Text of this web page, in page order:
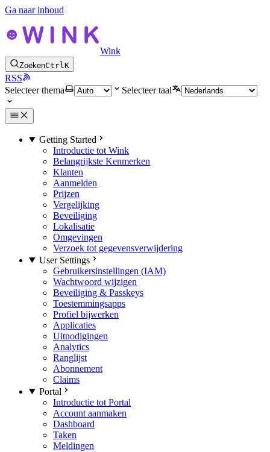
Ga naar inhoud
Wink
ZoekenCtrlK
RSS
Selecteer thema
Selecteer taal
Getting Started
Introductie tot Wink
Belangrijkste Kenmerken
Klanten
Aanmelden
Prijzen
Vergelijking
Beveiliging
Lokalisatie
Omgevingen
Verzoek tot gegevensverwijdering
User Settings
Gebruikersinstellingen (IAM)
Wachtwoord wijzigen
Beveiliging & Passkeys
Toestemmingsapps
Profiel bijwerken
Applicaties
Uitnodigingen
Analytics
Ranglijst
Abonnement
Claims
Portal
Introductie tot Portal
Account aanmaken
Dashboard
Taken
Meldingen